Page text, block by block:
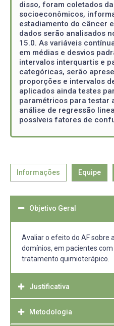
disso, foram coletados
socioeconômicos,
estadiamento do câncer
dados serão analisados
15.0. As variáveis
em médias e desvios
intervalos interquartis e
categóricas, serão
proporções e intervalos
aplicados ainda testes
paramétricos para testar
análise de regressão
possíveis fatores de
Informações Equipe
Objetivo Geral
Avaliar o efeito do AF sobre
domínios, em pacientes
tratamento quimioterápico.
Justificativa
Sabe-se que o
Metodologia